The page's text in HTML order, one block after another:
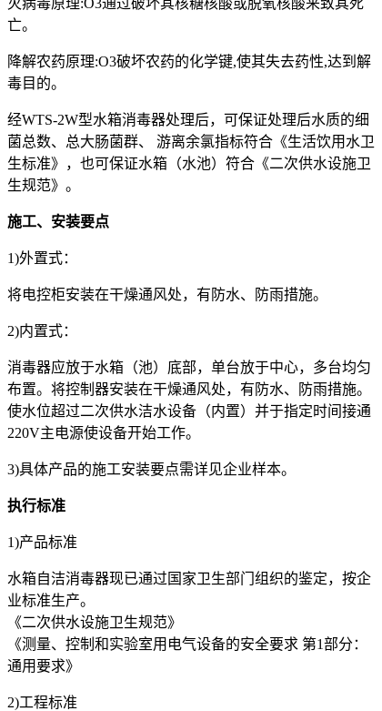
亡。
降解农药原理:O3破坏农药的化学键,使其失去药性,达到解
毒目的。
经WTS-2W型水箱消毒器处理后，可保证处理后水质的细
菌总数、总大肠菌群、 游离余氯指标符合《生活饮用水卫
生标准》，也可保证水箱（水池）符合《二次供水设施卫
生规范》。
施工、安装要点
1)外置式：
将电控柜安装在干燥通风处，有防水、防雨措施。
2)内置式：
消毒器应放于水箱（池）底部，单台放于中心，多台均匀
布置。将控制器安装在干燥通风处，有防水、防雨措施。
使水位超过二次供水洁水设备（内置）并于指定时间接通
220V主电源使设备开始工作。
3)具体产品的施工安装要点需详见企业样本。
执行标准
1)产品标准
水箱自洁消毒器现已通过国家卫生部门组织的鉴定，按企
业标准生产。
《二次供水设施卫生规范》
《测量、控制和实验室用电气设备的安全要求 第1部分：
通用要求》
2)工程标准